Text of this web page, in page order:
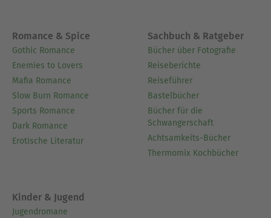
Romance & Spice
Gothic Romance
Enemies to Lovers
Mafia Romance
Slow Burn Romance
Sports Romance
Dark Romance
Erotische Literatur
Sachbuch & Ratgeber
Bücher über Fotografie
Reiseberichte
Reiseführer
Bastelbücher
Bücher für die
Schwangerschaft
Achtsamkeits-Bücher
Thermomix Kochbücher
Kinder & Jugend
Jugendromane